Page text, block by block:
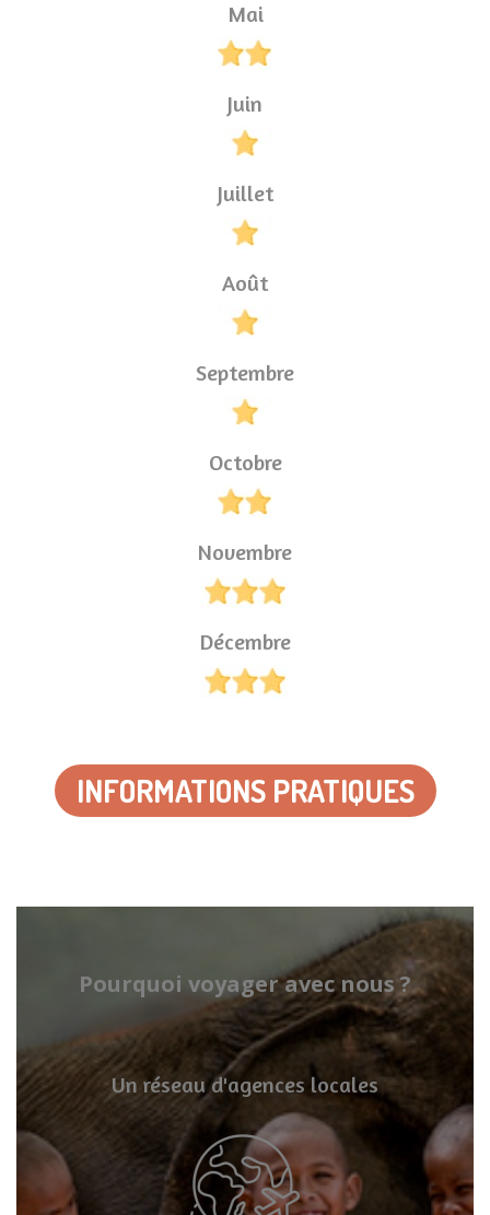
Mai
Juin
Juillet
Août
Septembre
Octobre
Novembre
Décembre
INFORMATIONS PRATIQUES
Pourquoi voyager avec nous ?
Un réseau d'agences locales